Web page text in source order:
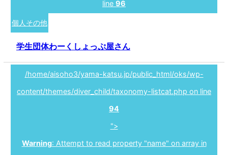
line 96
個人その他
学生団体わーくしょっぷ屋さん
/home/aisoho3/yama-katsu.jp/public_html/oks/wp-
content/themes/diver_child/taxonomy-listcat.php on line
94
">
Warning: Attempt to read property "name" on array in